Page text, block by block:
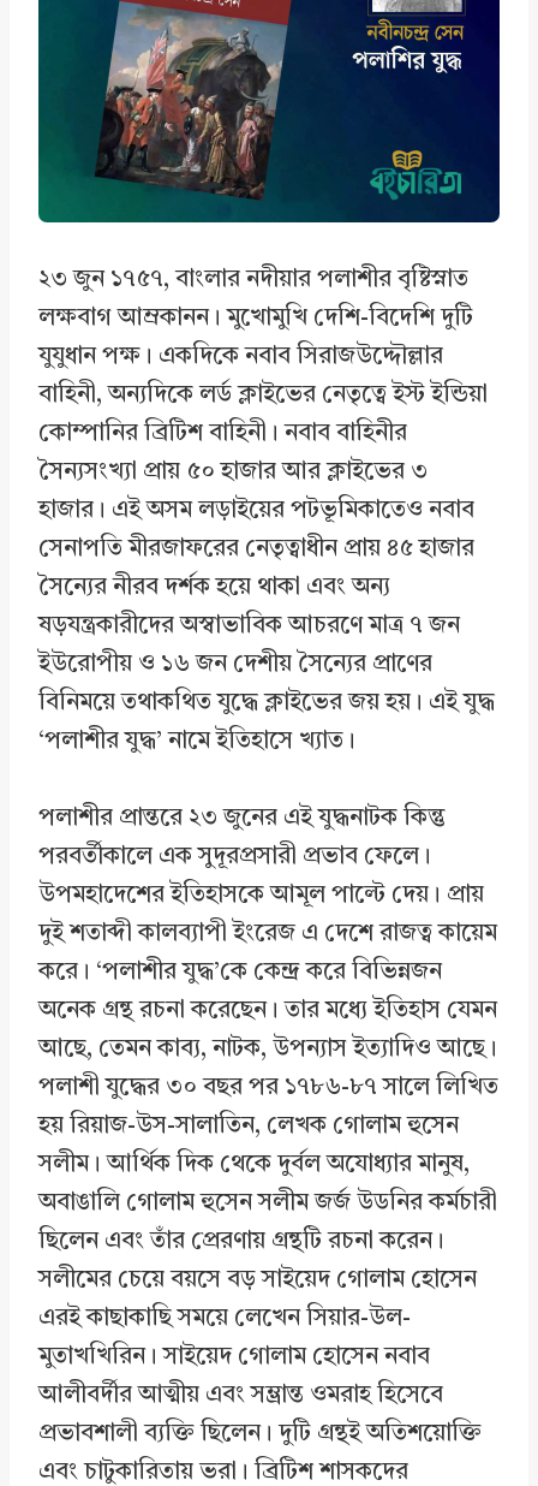
d
I
n
A
p
p
২৩ জুন ১৭৫৭, বাংলার নদীয়ার পলাশীর বৃষ্টিস্নাত
লক্ষবাগ আম্রকানন। মুখোমুখি দেশি-বিদেশি দুটি
যুযুধান পক্ষ। একদিকে নবাব সিরাজউদ্দৌল্লার
বাহিনী, অন্যদিকে লর্ড ক্লাইভের নেতৃত্বে ইস্ট ইন্ডিয়া
কোম্পানির ব্রিটিশ বাহিনী। নবাব বাহিনীর
সৈন্যসংখ্যা প্রায় ৫০ হাজার আর ক্লাইভের ৩
হাজার। এই অসম লড়াইয়ের পটভূমিকাতেও নবাব
সেনাপতি মীরজাফরের নেতৃত্বাধীন প্রায় ৪৫ হাজার
সৈন্যের নীরব দর্শক হয়ে থাকা এবং অন্য
ষড়যন্ত্রকারীদের অস্বাভাবিক আচরণে মাত্র ৭ জন
ইউরোপীয় ও ১৬ জন দেশীয় সৈন্যের প্রাণের
বিনিময়ে তথাকথিত যুদ্ধে ক্লাইভের জয় হয়। এই যুদ্ধ
‘পলাশীর যুদ্ধ’ নামে ইতিহাসে খ্যাত।
পলাশীর প্রান্তরে ২৩ জুনের এই যুদ্ধনাটক কিন্তু
পরবর্তীকালে এক সুদূরপ্রসারী প্রভাব ফেলে।
উপমহাদেশের ইতিহাসকে আমূল পাল্টে দেয়। প্রায়
দুই শতাব্দী কালব্যাপী ইংরেজ এ দেশে রাজত্ব কায়েম
করে। ‘পলাশীর যুদ্ধ’কে কেন্দ্র করে বিভিন্নজন
অনেক গ্রন্থ রচনা করেছেন। তার মধ্যে ইতিহাস যেমন
আছে, তেমন কাব্য, নাটক, উপন্যাস ইত্যাদিও আছে।
পলাশী যুদ্ধের ৩০ বছর পর ১৭৮৬-৮৭ সালে লিখিত
হয় রিয়াজ-উস-সালাতিন, লেখক গোলাম হুসেন
সলীম। আর্থিক দিক থেকে দুর্বল অযোধ্যার মানুষ,
অবাঙালি গোলাম হুসেন সলীম জর্জ উডনির কর্মচারী
ছিলেন এবং তাঁর প্রেরণায় গ্রন্থটি রচনা করেন।
সলীমের চেয়ে বয়সে বড় সাইয়েদ গোলাম হোসেন
এরই কাছাকাছি সময়ে লেখেন সিয়ার-উল-
মুতাখখিরিন। সাইয়েদ গোলাম হোসেন নবাব
আলীবর্দীর আত্মীয় এবং সম্ভ্রান্ত ওমরাহ হিসেবে
প্রভাবশালী ব্যক্তি ছিলেন। দুটি গ্রন্থই অতিশয়োক্তি
এবং চাটুকারিতায় ভরা। ব্রিটিশ শাসকদের